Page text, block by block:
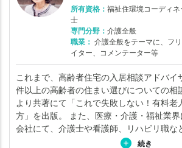
所有資格： 福祉住環境コーディ
士
専門分野： 介護全般
職業： 介護全般をテーマに、フ
イター、コメンテーター等
これまで、高齢者住宅の入居相談アドバイ
件以上の高齢者の住まい選びについての相
より共著にて「これで失敗しない！有料老
方」を出版。 また、医療・介護・福祉業
会社にて、介護士や看護師、リハビリ職な
アアドバイザーにも従事。 利用者・家族・
続き